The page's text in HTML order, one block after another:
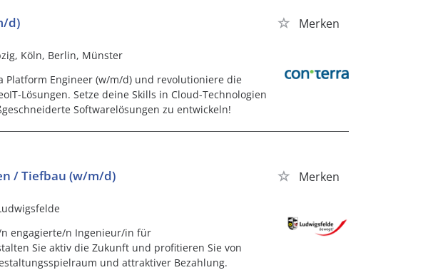
d) Merken
Köln, Berlin, Münster
Platform Engineer (w/m/d) und revolutioniere die
Lösungen. Setze deine Skills in Cloud-Technologien
Softwarelösungen zu entwickeln!
/ Tiefbau (w/m/d) Merken
engagierte/n Ingenieur/in für
Sie aktiv die Zukunft und profitieren Sie von
und attraktiver Bezahlung.